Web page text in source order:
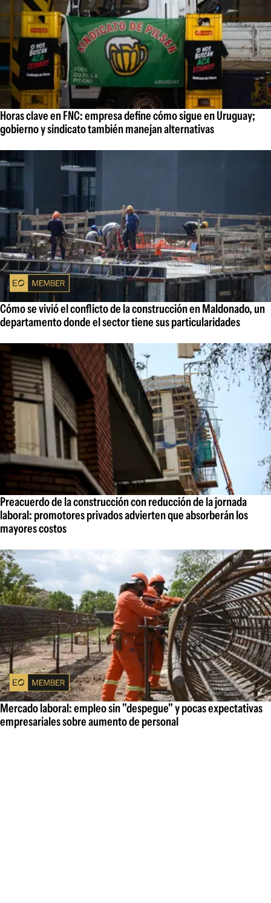
Horas clave en FNC: empresa define cómo sigue en Uruguay;
gobierno y sindicato también manejan alternativas
Cómo se vivió el conflicto de la construcción en Maldonado, un
departamento donde el sector tiene sus particularidades
Preacuerdo de la construcción con reducción de la jornada
laboral: promotores privados advierten que absorberán los
mayores costos
Mercado laboral: empleo sin "despegue" y pocas expectativas
empresariales sobre aumento de personal